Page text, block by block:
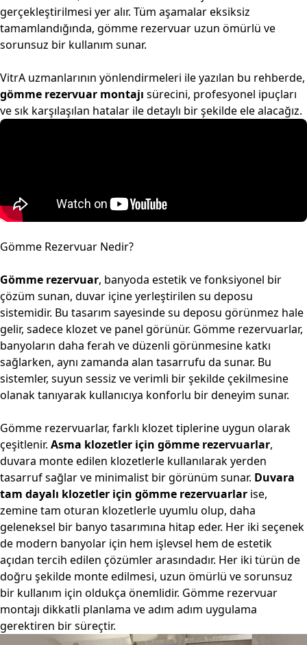
gerçekleştirilmesi yer alır. Tüm aşamalar eksiksiz
tamamlandığında, gömme rezervuar uzun ömürlü ve
sorunsuz bir kullanım sunar.
VitrA uzmanlarının yönlendirmeleri ile yazılan bu rehberde,
gömme rezervuar montajı sürecini, profesyonel ipuçları
ve sık karşılaşılan hatalar ile detaylı bir şekilde ele alacağız.
Gömme Rezervuar Nedir?
Gömme rezervuar, banyoda estetik ve fonksiyonel bir
çözüm sunan, duvar içine yerleştirilen su deposu
sistemidir. Bu tasarım sayesinde su deposu görünmez hale
gelir, sadece klozet ve panel görünür. Gömme rezervuarlar,
banyoların daha ferah ve düzenli görünmesine katkı
sağlarken, aynı zamanda alan tasarrufu da sunar. Bu
sistemler, suyun sessiz ve verimli bir şekilde çekilmesine
olanak tanıyarak kullanıcıya konforlu bir deneyim sunar.
Gömme rezervuarlar, farklı klozet tiplerine uygun olarak
çeşitlenir. Asma klozetler için gömme rezervuarlar,
duvara monte edilen klozetlerle kullanılarak yerden
tasarruf sağlar ve minimalist bir görünüm sunar. Duvara
tam dayalı klozetler için gömme rezervuarlar ise,
zemine tam oturan klozetlerle uyumlu olup, daha
geleneksel bir banyo tasarımına hitap eder. Her iki seçenek
de modern banyolar için hem işlevsel hem de estetik
açıdan tercih edilen çözümler arasındadır. Her iki türün de
doğru şekilde monte edilmesi, uzun ömürlü ve sorunsuz
bir kullanım için oldukça önemlidir. Gömme rezervuar
montajı dikkatli planlama ve adım adım uygulama
gerektiren bir süreçtir.